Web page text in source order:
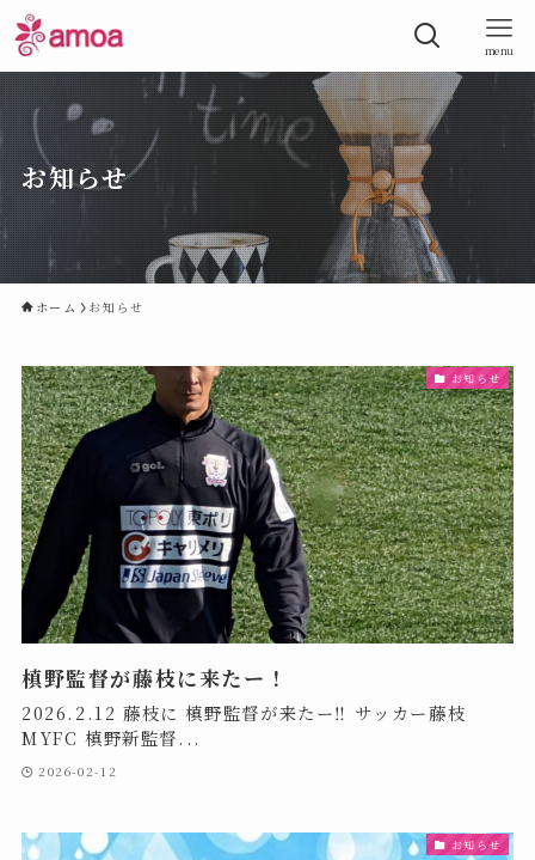
menu
お知らせ
ホーム お知らせ
お知らせ
槙野監督が藤枝に来たー！
2026.2.12 藤枝に 槙野監督が来たー‼️ サッカー藤枝
MYFC 槙野新監督...
2026-02-12
お知らせ